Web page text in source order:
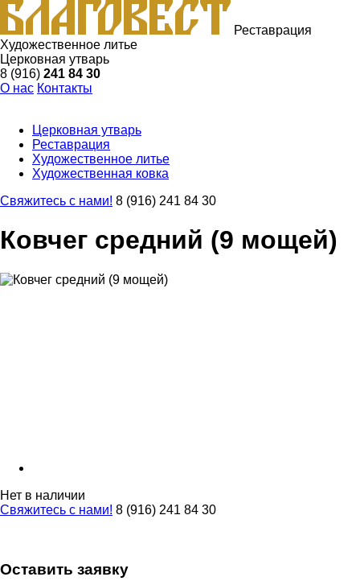
Реставрация
Художественное литье
Церковная утварь
8 (916) 241 84 30
О нас Контакты
Церковная утварь
Реставрация
Художественное литье
Художественная ковка
Свяжитесь с нами! 8 (916) 241 84 30
Ковчег средний (9 мощей)
Нет в наличии
Свяжитесь с нами! 8 (916) 241 84 30
Оставить заявку